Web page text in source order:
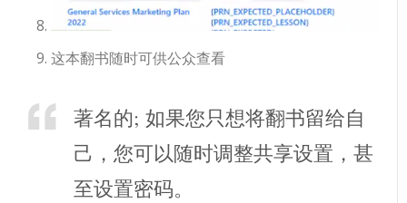
这本翻书随时可供公众查看
著名的; 如果您只想将翻书留给自
己，您可以随时调整共享设置，甚
至设置密码。